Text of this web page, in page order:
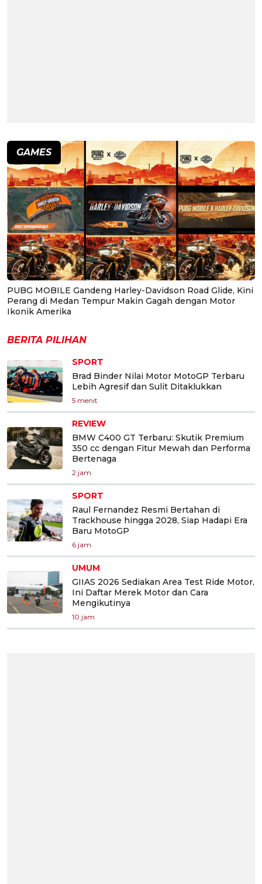
GAMES
PUBG MOBILE Gandeng Harley-Davidson Road Glide, Kini
Perang di Medan Tempur Makin Gagah dengan Motor
Ikonik Amerika
BERITA PILIHAN
SPORT
Brad Binder Nilai Motor MotoGP Terbaru
Lebih Agresif dan Sulit Ditaklukkan
5 menit
REVIEW
BMW C400 GT Terbaru: Skutik Premium
350 cc dengan Fitur Mewah dan Performa
Bertenaga
2 jam
SPORT
Raul Fernandez Resmi Bertahan di
Trackhouse hingga 2028, Siap Hadapi Era
Baru MotoGP
6 jam
UMUM
GIIAS 2026 Sediakan Area Test Ride Motor,
Ini Daftar Merek Motor dan Cara
Mengikutinya
10 jam